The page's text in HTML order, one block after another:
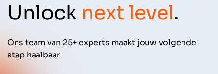
Unlock next level.
Ons team van 25+ experts maakt jouw volgende
stap haalbaar